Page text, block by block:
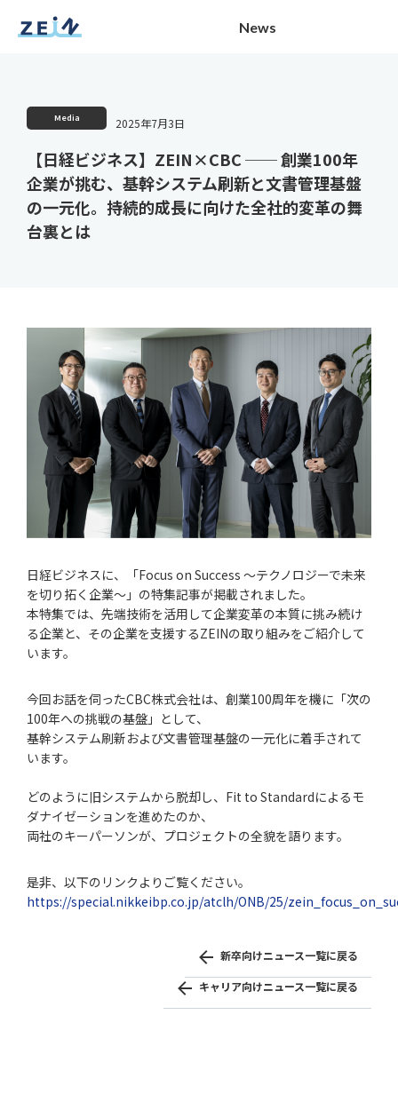
News
Media 2025年7月3日
【日経ビジネス】ZEIN×CBC ── 創業100年
企業が挑む、基幹システム刷新と文書管理基盤
の一元化。持続的成長に向けた全社的変革の舞
台裏とは
日経ビジネスに、「Focus on Success 〜テクノロジーで未来
を切り拓く企業〜」の特集記事が掲載されました。
本特集では、先端技術を活用して企業変革の本質に挑み続け
る企業と、その企業を支援するZEINの取り組みをご紹介して
います。
今回お話を伺ったCBC株式会社は、創業100周年を機に「次の
100年への挑戦の基盤」として、
基幹システム刷新および文書管理基盤の一元化に着手されて
います。
どのように旧システムから脱却し、Fit to Standardによるモ
ダナイゼーションを進めたのか、
両社のキーパーソンが、プロジェクトの全貌を語ります。
是非、以下のリンクよりご覧ください。
https://special.nikkeibp.co.jp/atclh/ONB/25/
新卒向けニュース一覧に戻る
キャリア向けニュース一覧に戻る